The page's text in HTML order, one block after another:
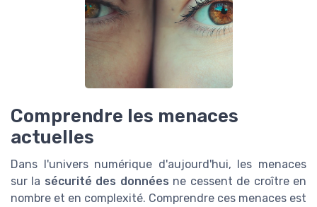
Comprendre les menaces
actuelles
Dans l'univers numérique d'aujourd'hui, les menaces
sur la sécurité des données ne cessent de croître en
nombre et en complexité. Comprendre ces menaces est